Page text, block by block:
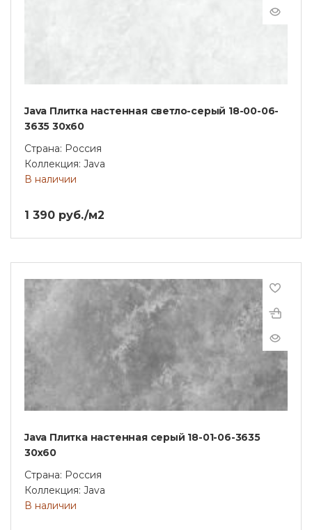
Java Плитка настенная светло-серый 18-00-06-
3635 30х60
Страна: Россия
Коллекция: Java
В наличии
1 390 руб./м2
Java Плитка настенная серый 18-01-06-3635
30х60
Страна: Россия
Коллекция: Java
В наличии